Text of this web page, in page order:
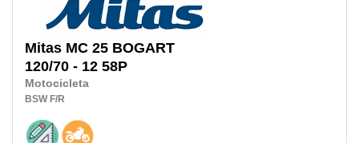
Mitas MC 25 BOGART
120/70 - 12 58P
Motocicleta
BSW F/R